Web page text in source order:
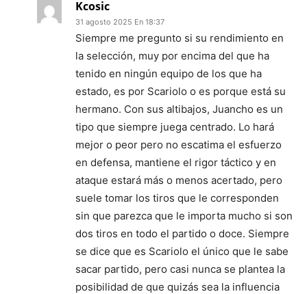
Kcosic
31 agosto 2025 En 18:37
Siempre me pregunto si su rendimiento en
la selección, muy por encima del que ha
tenido en ningún equipo de los que ha
estado, es por Scariolo o es porque está su
hermano. Con sus altibajos, Juancho es un
tipo que siempre juega centrado. Lo hará
mejor o peor pero no escatima el esfuerzo
en defensa, mantiene el rigor táctico y en
ataque estará más o menos acertado, pero
suele tomar los tiros que le corresponden
sin que parezca que le importa mucho si son
dos tiros en todo el partido o doce. Siempre
se dice que es Scariolo el único que le sabe
sacar partido, pero casi nunca se plantea la
posibilidad de que quizás sea la influencia